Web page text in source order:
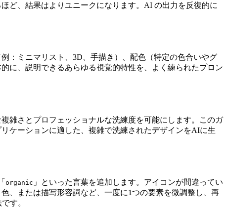
ど、結果はよりユニークになります。AI の出力を反復的に
：ミニマリスト、3D、手描き）、配色（特定の色合いやグ
に、説明できるあらゆる視覚的特性を、よく練られたプロン
雑さとプロフェッショナルな洗練度を可能にします。このガ
ケーションに適した、複雑で洗練されたデザインをAIに生
organic 」といった言葉を追加します。アイコンが間違ってい
、または描写形容詞など、一度に1つの要素を微調整し、再
す。